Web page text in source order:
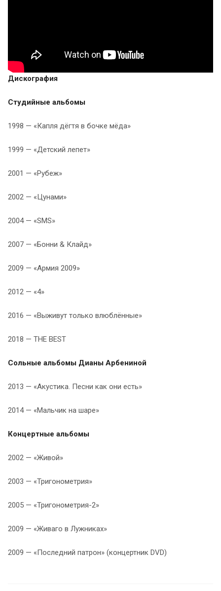
Дискография
Студийные альбомы
1998 — «Капля дёгтя в бочке мёда»
1999 — «Детский лепет»
2001 — «Рубеж»
2002 — «Цунами»
2004 — «SMS»
2007 — «Бонни & Клайд»
2009 — «Армия 2009»
2012 — «4»
2016 — «Выживут только влюблённые»
2018 — THE BEST
Сольные альбомы Дианы Арбениной
2013 — «Акустика. Песни как они есть»
2014 — «Мальчик на шаре»
Концертные альбомы
2002 — «Живой»
2003 — «Тригонометрия»
2005 — «Тригонометрия-2»
2009 — «Живаго в Лужниках»
2009 — «Последний патрон» (концертник DVD)